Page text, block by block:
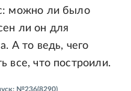
можно ли было
ли он для
А то ведь, чего
все, что построили.
№236(8290)